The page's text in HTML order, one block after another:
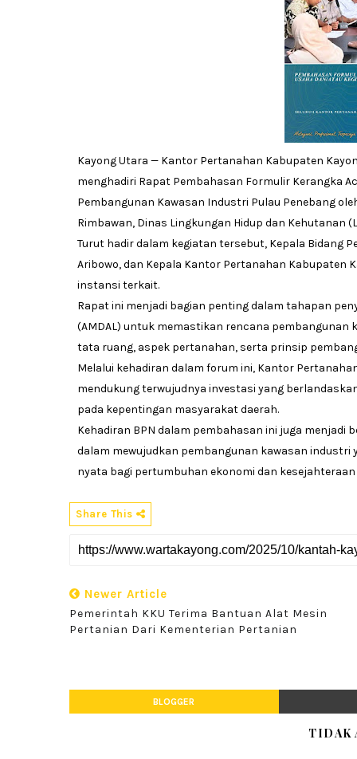
Kayong Utara — Kantor Pertanahan Kabupaten
menghadiri Rapat Pembahasan Formulir Kerangka
Pembangunan Kawasan Industri Pulau Penebang
Rimbawan, Dinas Lingkungan Hidup dan Kehutanan
Turut hadir dalam kegiatan tersebut, Kepala Bidang
Aribowo, dan Kepala Kantor Pertanahan Kabupaten
instansi terkait.
Rapat ini menjadi bagian penting dalam tahapan
(AMDAL) untuk memastikan rencana pembangunan
tata ruang, aspek pertanahan, serta prinsip
Melalui kehadiran dalam forum ini, Kantor
mendukung terwujudnya investasi yang
pada kepentingan masyarakat daerah.
Kehadiran BPN dalam pembahasan ini juga
dalam mewujudkan pembangunan kawasan
nyata bagi pertumbuhan ekonomi dan
Share This
Newer Article
Pemerintah KKU Terima Bantuan Alat Mesin
Pertanian Dari Kementerian Pertanian
BLOGGER
TIDAK